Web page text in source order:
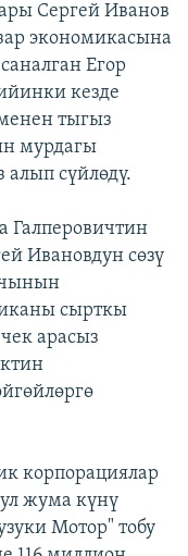
Сергей Иванов
экономикасына
Егор
кезде
тыгыз
мурдагы
алып сүйлөдү.
Галперовичтин
Ивановдун сөзү
сырткы
арасыз
корпорациялар
жума күнү
Мотор" тобу